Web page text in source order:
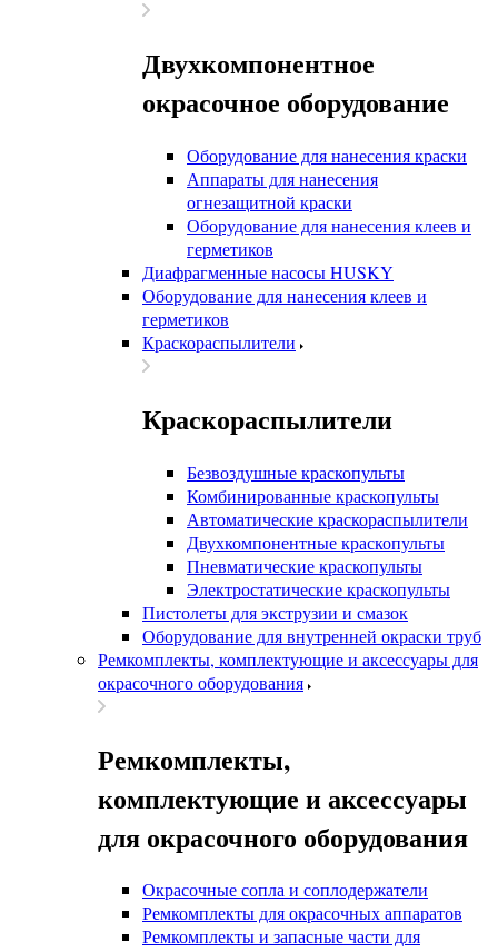
Двухкомпонентное
окрасочное оборудование
Оборудование для нанесения краски
Аппараты для нанесения
огнезащитной краски
Оборудование для нанесения клеев и
герметиков
Диафрагменные насосы HUSKY
Оборудование для нанесения клеев и
герметиков
Краскораспылители
Краскораспылители
Безвоздушные краскопульты
Комбинированные краскопульты
Автоматические краскораспылители
Двухкомпонентные краскопульты
Пневматические краскопульты
Электростатические краскопульты
Пистолеты для экструзии и смазок
Оборудование для внутренней окраски труб
Ремкомплекты, комплектующие и аксессуары для
окрасочного оборудования
Ремкомплекты,
комплектующие и аксессуары
для окрасочного оборудования
Окрасочные сопла и соплодержатели
Ремкомплекты для окрасочных аппаратов
Ремкомплекты и запасные части для